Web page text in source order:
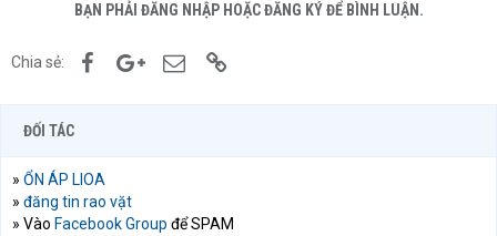
BẠN PHẢI ĐĂNG NHẬP HOẶC ĐĂNG KÝ ĐỂ BÌNH LUẬN.
Chia sẻ: FacebookGoogle+Email
ĐỐI TÁC
» ỔN ÁP LIOA
» đăng tin rao vặt
» Vào Facebook Group để SPAM